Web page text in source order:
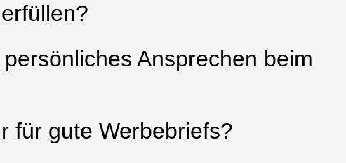
Ansprechen beim
für gute Werbebriefs?